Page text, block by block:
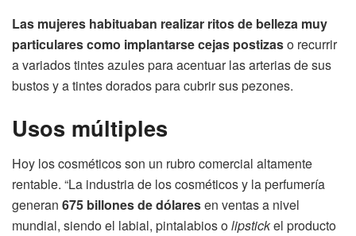
Las mujeres habituaban realizar ritos de belleza muy
particulares como implantarse cejas postizaso recurrir
a variados tintes azules para acentuar las arterias de sus
bustos y a tintes dorados para cubrir sus pezones.
Usos múltiples
Hoy los cosméticos son un rubro comercial altamente
rentable. “La industria de los cosméticos y la perfumería
generan 675 billones de dólaresen ventas a nivel
mundial, siendo el labial, pintalabios olipstickel producto